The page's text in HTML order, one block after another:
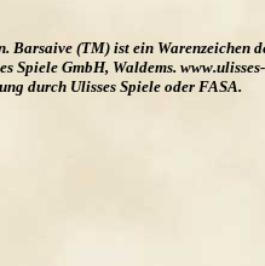
Barsaive (TM) ist ein Warenzeichen
GmbH, Waldems.
durch Ulisses Spiele oder FASA.